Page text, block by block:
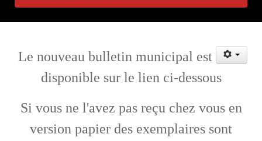
Le nouveau bulletin municipal est
disponible sur le lien ci-dessous
Si vous ne l'avez pas reçu chez vous en
version papier des exemplaires sont